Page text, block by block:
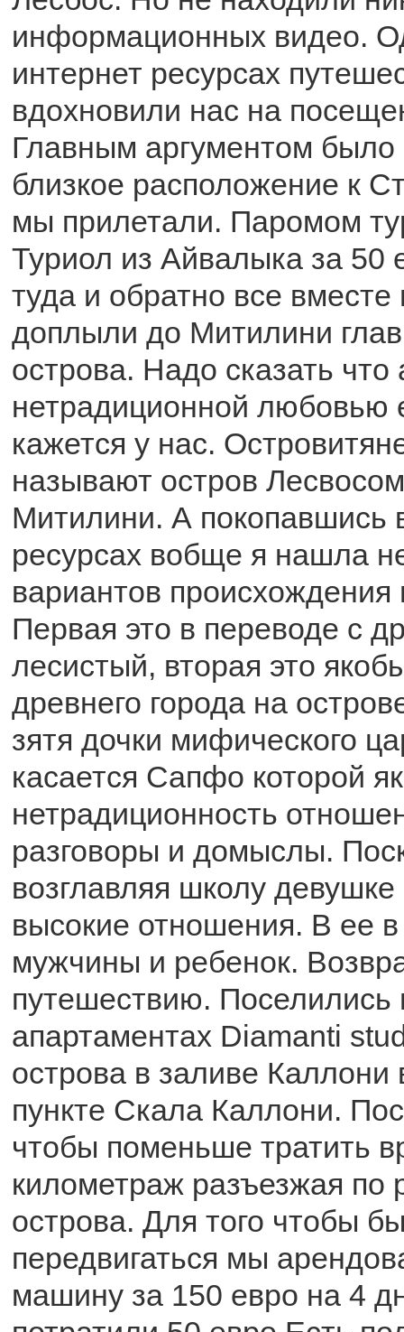
информационных видео.
интернет ресурсах
вдохновили нас на
Главным аргументом было
близкое расположение к
мы прилетали. Паромом
Туриол из Айвалыка за 50
туда и обратно все
доплыли до Митилини
острова. Надо сказать что
нетрадиционной любовью
кажется у нас.
называют остров
Митилини. А покопавшись
ресурсах вобще я нашла
вариантов происхождения
Первая это в переводе с
лесистый, вторая это
древнего города на
зятя дочки мифического
касается Сапфо которой
нетрадиционность
разговоры и домыслы.
возглавляя школу
высокие отношения. В ее
мужчины и ребенок.
путешествию.
апартаментах Diamanti
острова в заливе Каллони
пункте Скала Каллони.
чтобы поменьше тратить
километраж разъезжая по
острова. Для того чтобы
передвигаться мы
машину за 150 евро на 4